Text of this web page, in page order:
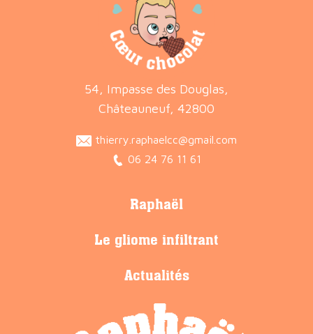
54, Impasse des Douglas,
Châteauneuf, 42800
thierry.raphaelcc@gmail.com
06 24 76 11 61
Raphaël
Le gliome infiltrant
Actualités